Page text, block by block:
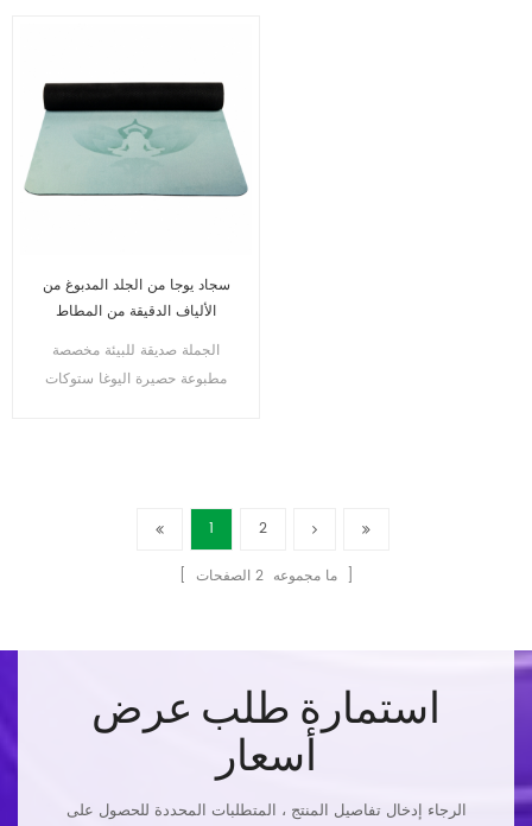
سجاد يوجا من الجلد المدبوغ من
الألياف الدقيقة من المطاط
الجملة صديقة للبيئة مخصصة
مطبوعة حصيرة اليوغا ستوكات
1 2
[ ما مجموعه2 الصفحات ]
استمارة طلب عرض
أسعار
الرجاء إدخال تفاصيل المنتج ، المتطلبات المحددة للحصول على